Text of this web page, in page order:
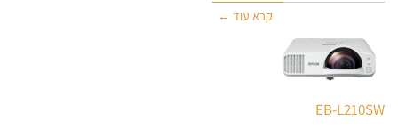
קרא עוד ←
EB-L210SW